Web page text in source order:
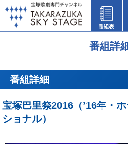
番組詳
番組詳細
宝塚巴里祭2016（’16年・
ショナル）